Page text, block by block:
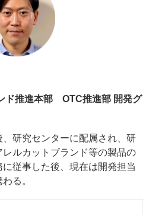
ド推進本部 OTC推進部 開発グ
研究センターに配属され、研
ルカットブランド等の製品の
従事した後、現在は開発担当
る。